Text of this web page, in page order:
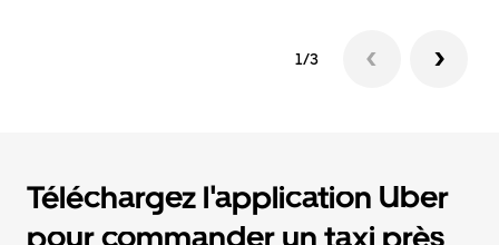
1/3
Téléchargez l'application Uber
pour commander un taxi près